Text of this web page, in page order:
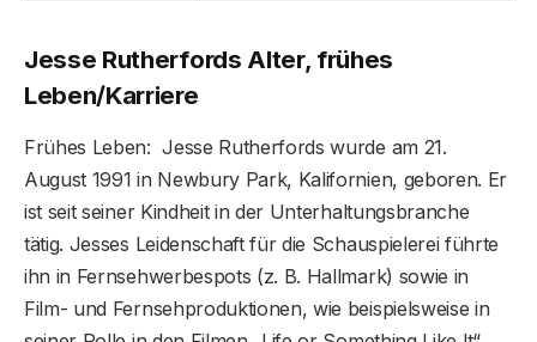
Jesse Rutherfords Alter, frühes
Leben/Karriere
Frühes Leben: Jesse Rutherfords wurde am 21.
August 1991 in Newbury Park, Kalifornien, geboren. Er
ist seit seiner Kindheit in der Unterhaltungsbranche
tätig. Jesses Leidenschaft für die Schauspielerei führte
ihn in Fernsehwerbespots (z. B. Hallmark) sowie in
Film- und Fernsehproduktionen, wie beispielsweise in